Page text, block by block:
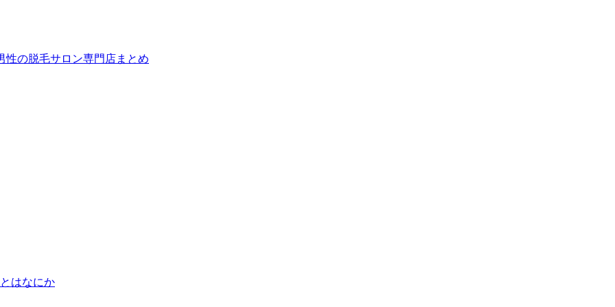
性の脱毛サロン専門店まとめ
はなにか